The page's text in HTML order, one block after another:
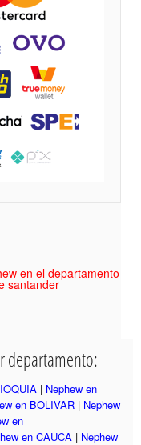
en el departamento
santander
departamento:
| Nephew en
en BOLIVAR | Nephew
en
en CAUCA | Nephew